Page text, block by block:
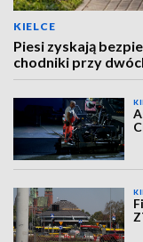
KIELCE
Piesi zyskają
chodniki przy